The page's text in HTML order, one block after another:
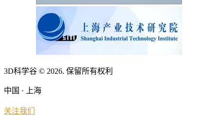
3D科学谷 © 2026. 保留所有权利
中国 · 上海
关注我们